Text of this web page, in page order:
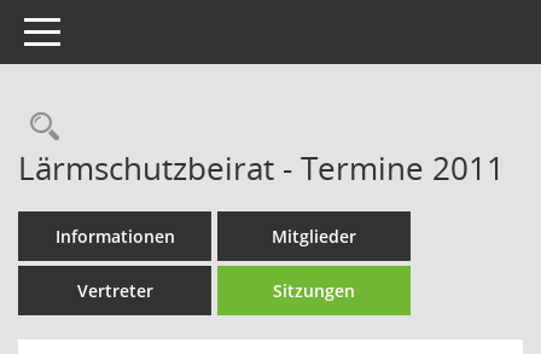
Toggle navigation
Rechercheauswahl
Lärmschutzbeirat - Termine 2011
Informationen Mitglieder
Vertreter Sitzungen